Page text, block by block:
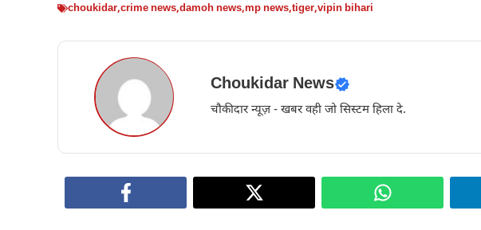
choukidar,crime news,damoh news,mp news,tiger,vipin bihari
Choukidar News
चौकीदार न्यूज़ - खबर वही जो सिस्टम हिला दे.